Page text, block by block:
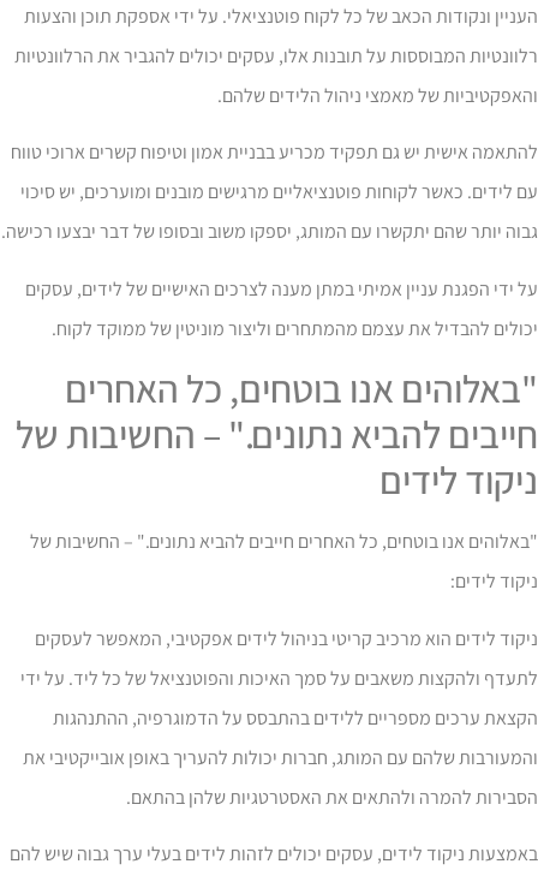
ונקודות הכאב של כל לקוח פוטנציאלי. על ידי אספקת תוכן והצעות
המבוססות על תובנות אלו, עסקים יכולים להגביר את הרלוונטיות
של מאמצי ניהול הלידים שלהם.
אישית יש גם תפקיד מכריע בבניית אמון וטיפוח קשרים ארוכי טווח
לידים. כאשר לקוחות פוטנציאליים מרגישים מובנים ומוערכים, יש סיכוי
יותר שהם יתקשרו עם המותג, יספקו משוב ובסופו של דבר יבצעו רכישה.
ידי הפגנת עניין אמיתי במתן מענה לצרכים האישיים של לידים, עסקים
להבדיל את עצמם מהמתחרים וליצור מוניטין של ממוקד לקוח.
אנו בוטחים, כל האחרים
להביא נתונים." – החשיבות של
לידים
אנו בוטחים, כל האחרים חייבים להביא נתונים." – החשיבות של
לידים:
לידים הוא מרכיב קריטי בניהול לידים אפקטיבי, המאפשר לעסקים
ולהקצות משאבים על סמך האיכות והפוטנציאל של כל ליד. על ידי
ערכים מספריים ללידים בהתבסס על הדמוגרפיה, ההתנהגות
שלהם עם המותג, חברות יכולות להעריך באופן אובייקטיבי את
להמרה ולהתאים את האסטרטגיות שלהן בהתאם.
ניקוד לידים, עסקים יכולים לזהות לידים בעלי ערך גבוה שיש להם